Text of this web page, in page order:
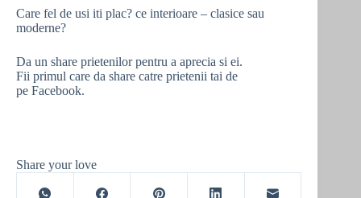
Care fel de usi iti plac? ce interioare – clasice sau
moderne?
Da un share prietenilor pentru a aprecia si ei.
Fii primul care da share catre prietenii tai de
pe Facebook.
Share your love